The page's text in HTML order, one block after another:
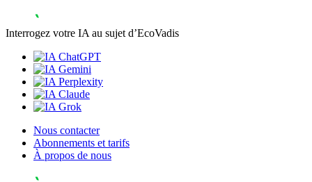
Interrogez votre IA au sujet d’EcoVadis
Nous contacter
Abonnements et tarifs
À propos de nous